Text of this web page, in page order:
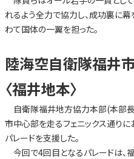
れるよう全力で協力し、成功裏に
わて国体の一翼を担った。
陸海空自衛隊福井
〈福井地本〉
自衛隊福井地方協力本部(本部長
市中心部を走るフェニックス通り
パレードを支援した。
今回で4回目となるパレードは、